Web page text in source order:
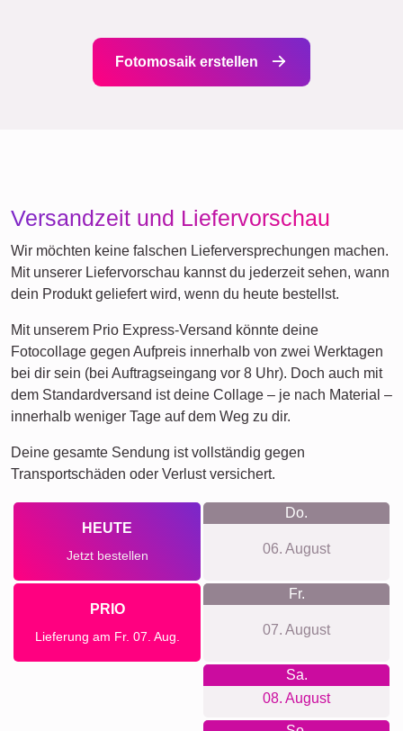
Fotomosaik erstellen
Versandzeit und Liefervorschau
Wir möchten keine falschen Lieferversprechungen machen.
Mit unserer Liefervorschau kannst du jederzeit sehen, wann
dein Produkt geliefert wird, wenn du heute bestellst.
Mit unserem Prio Express-Versand könnte deine
Fotocollage gegen Aufpreis innerhalb von zwei Werktagen
bei dir sein (bei Auftragseingang vor 8 Uhr). Doch auch mit
dem Standardversand ist deine Collage – je nach Material –
innerhalb weniger Tage auf dem Weg zu dir.
Deine gesamte Sendung ist vollständig gegen
Transportschäden oder Verlust versichert.
HEUTE
Jetzt bestellen
Do.
06. August
PRIO
Lieferung am Fr. 07. Aug.
Fr.
07. August
Sa.
08. August